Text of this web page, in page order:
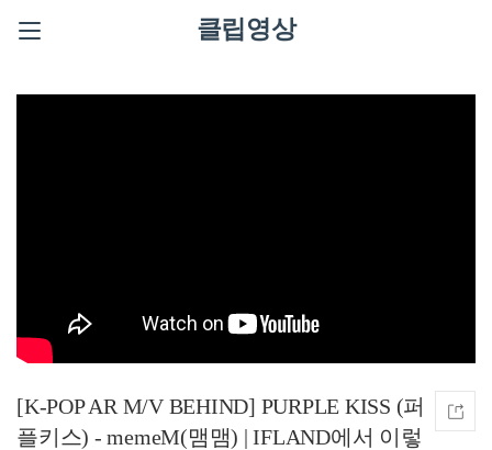
클립영상
[K-POP AR M/V BEHIND] PURPLE KISS (퍼
플키스) - memeM(맴맴) | IFLAND에서 이렇